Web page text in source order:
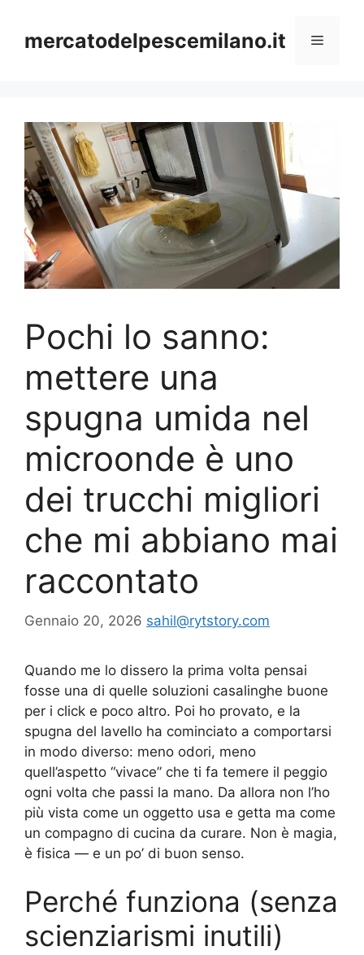
contenuto
mercatodelpescemilano.it Menu
Pochi lo sanno:
mettere una
spugna umida nel
microonde è uno
dei trucchi migliori
che mi abbiano mai
raccontato
Gennaio 20, 2026 sahil@rytstory.com
Quando me lo dissero la prima volta pensai
fosse una di quelle soluzioni casalinghe buone
per i click e poco altro. Poi ho provato, e la
spugna del lavello ha cominciato a comportarsi
in modo diverso: meno odori, meno
quell’aspetto “vivace” che ti fa temere il peggio
ogni volta che passi la mano. Da allora non l’ho
più vista come un oggetto usa e getta ma come
un compagno di cucina da curare. Non è magia,
è fisica — e un po’ di buon senso.
Perché funziona (senza
scienziarismi inutili)